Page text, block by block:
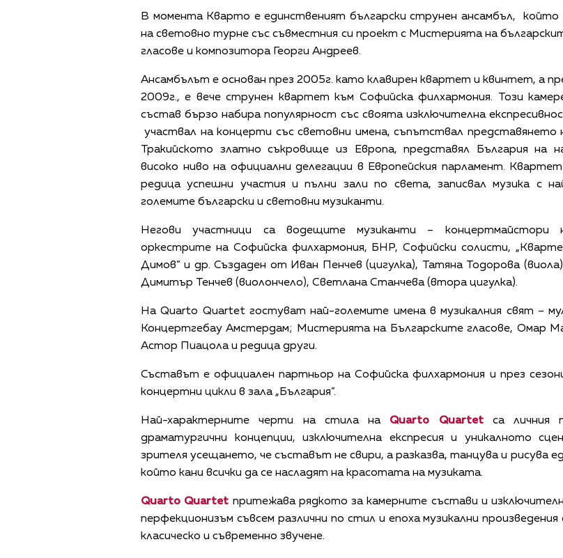
В момента Кварто е единственият български струнен ансамбъл,
на световно турне със съвместния си проект с Мистерията на
гласове и композитора Георги Андреев.
Ансамбълът е основан през 2005г. като клавирен квартет и квинтет, а
2009г., е вече струнен квартет към Софийска филхармония. Този
състав бързо набира популярност със своята изключителна
участвал на концерти със световни имена, съпътствал представянето
Тракийското златно съкровище из Европа, представял България на
високо ниво на официални делегации в Европейския парламент.
редица успешни участия и пълни зали по света, записвал музика с
големите български и световни музиканти.
Негови участници са водещите музиканти – концертмайстори
оркестрите на Софийска филхармония, БНР, Софийски солисти,
Димов” и др. Създаден от Иван Пенчев (цигулка), Татяна Тодорова
Димитър Тенчев (виолончело), Светлана Станчева (втора цигулка).
На Quarto Quartet гостуват най-големите имена в музикалния свят –
Концертгебау Амстердам; Мистерията на Българските гласове, Омар
Астор Пиацола и редица други.
Съставът е официален партньор на Софийска филхармония и през
концертни цикли в зала „България”.
Най-характерните черти на стила на Quarto Quartetса личния
драматургични концепции, изключителна експресия и уникалното
зрителя усещането, че съставът не свири, а разказва, танцува и рисува
който кани всички да се насладят на красотата на музиката.
Quarto Quartet притежава рядкото за камерните състави и
перфекционизъм съвсем различни по стил и епоха музикални
класическо и съвременно звучене.